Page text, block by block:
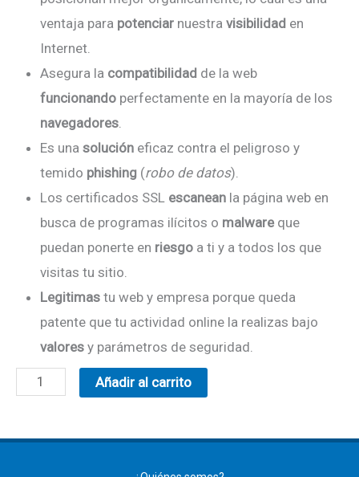
ventaja para potenciar nuestra visibilidad en
Internet.
Asegura la compatibilidad de la web
funcionando perfectamente en la mayoría de los
navegadores
Es una solución eficaz contra el peligroso y
temido phishing (robo de datos).
Los certificados SSL escanean la página web en
busca de programas ilícitos o malware que
puedan ponerte en riesgo a ti y a todos los que
visitas tu sitio.
Legitimas tu web y empresa porque queda
patente que tu actividad online la realizas bajo
valores y parámetros de seguridad.
Añadir al carrito